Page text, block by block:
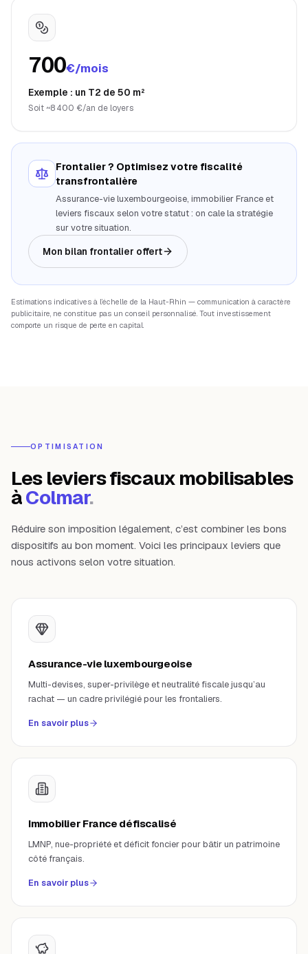
700€/mois
Exemple : un T2 de 50 m²
Soit ~8 400 €/an de loyers
Frontalier ? Optimisez votre fiscalité
transfrontalière
Assurance-vie luxembourgeoise, immobilier France et
leviers fiscaux selon votre statut : on cale la stratégie
sur votre situation.
Mon bilan frontalier offert
Estimations indicatives à l’échelle de la Haut-Rhin — communication à caractère
publicitaire, ne constitue pas un conseil personnalisé. Tout investissement
comporte un risque de perte en capital.
OPTIMISATION
Les leviers fiscaux mobilisables
àColmar.
Réduire son imposition légalement, c’est combiner les bons
dispositifs au bon moment. Voici les principaux leviers que
nous activons selon votre situation.
Assurance-vie luxembourgeoise
Multi-devises, super-privilège et neutralité fiscale jusqu’au
rachat — un cadre privilégié pour les frontaliers.
En savoir plus
Immobilier France défiscalisé
LMNP, nue-propriété et déficit foncier pour bâtir un patrimoine
côté français.
En savoir plus